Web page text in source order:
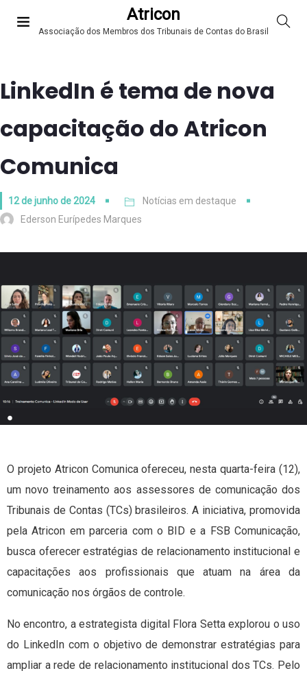
Atricon
Associação dos Membros dos Tribunais de Contas do Brasil
LinkedIn é tema de nova
capacitação do Atricon
Comunica
12 de junho de 2024
Notícias em destaque
Ederson Eurípedes Marques
O projeto Atricon Comunica ofereceu, nesta quarta-feira (12),
um novo treinamento aos assessores de comunicação dos
Tribunais de Contas (TCs) brasileiros. A iniciativa, promovida
pela Atricon em parceria com o BID e a FSB Comunicação,
busca oferecer estratégias de relacionamento institucional e
capacitações aos profissionais que atuam na área da
comunicação nos órgãos de controle.
No encontro, a estrategista digital Flora Setta explorou o uso
do LinkedIn com o objetivo de demonstrar estratégias para
ampliar a rede de relacionamento institucional dos TCs. Pelo